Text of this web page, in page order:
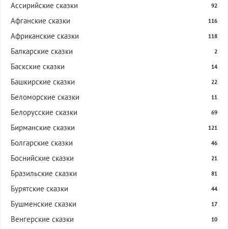
Ассирийские сказки 92
Афганские сказки 116
Африканские сказки 118
Балкарские сказки 2
Баскские сказки 14
Башкирские сказки 22
Беломорские сказки 11
Белорусские сказки 69
Бирманские сказки 121
Болгарские сказки 46
Боснийские сказки 21
Бразильские сказки 81
Бурятские сказки 44
Бушменские сказки 17
Венгерские сказки 10